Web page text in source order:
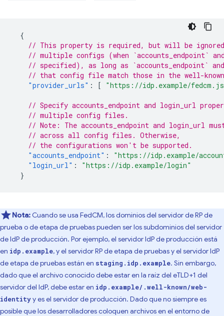
{
// This property is required, but will be ignored
// multiple configs (when `accounts_endpoint`
// specified), as long as `accounts_endpoint`
// that config file match those in the well-
"provider_urls" : [ "https://idp.example/
// Specify accounts_endpoint and login_url
// multiple config files.
// Note: The accounts_endpoint and login_url
// across all config files. Otherwise,
// the configurations won't be supported.
"accounts_endpoint" :
"https://idp.example/
"login_url" :
"https://idp.example/login"
}
Nota: Cuando se usa FedCM, los dominios del servidor de RP de
prueba o de etapa de pruebas pueden ser los subdominios del servidor
de IdP de producción. Por ejemplo, el servidor IdP de producción está
en idp.example, y el servidor RP de etapa de pruebas y el servidor IdP
de etapa de pruebas están en staging.idp.example. Sin embargo,
dado que el archivo conocido debe estar en la raíz del eTLD+1 del
servidor del IdP, debe estar en idp.example/.well-known/web-
identityy es el servidor de producción. Dado que no siempre es
posible que los desarrolladores coloquen archivos en el entorno de